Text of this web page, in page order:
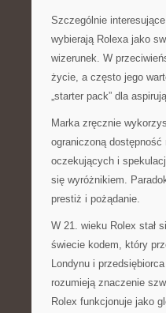
Szczególnie
wybierają Rolexa jako
wizerunek. W
życie, a często jego
„starter pack” dla
Marka zręcznie
ograniczoną
oczekujących i
się wyróżnikiem.
prestiż i pożądanie.
W 21. wieku Rolex stał
świecie kodem, który
Londynu i
rozumieją znaczenie
Rolex funkcjonuje jako